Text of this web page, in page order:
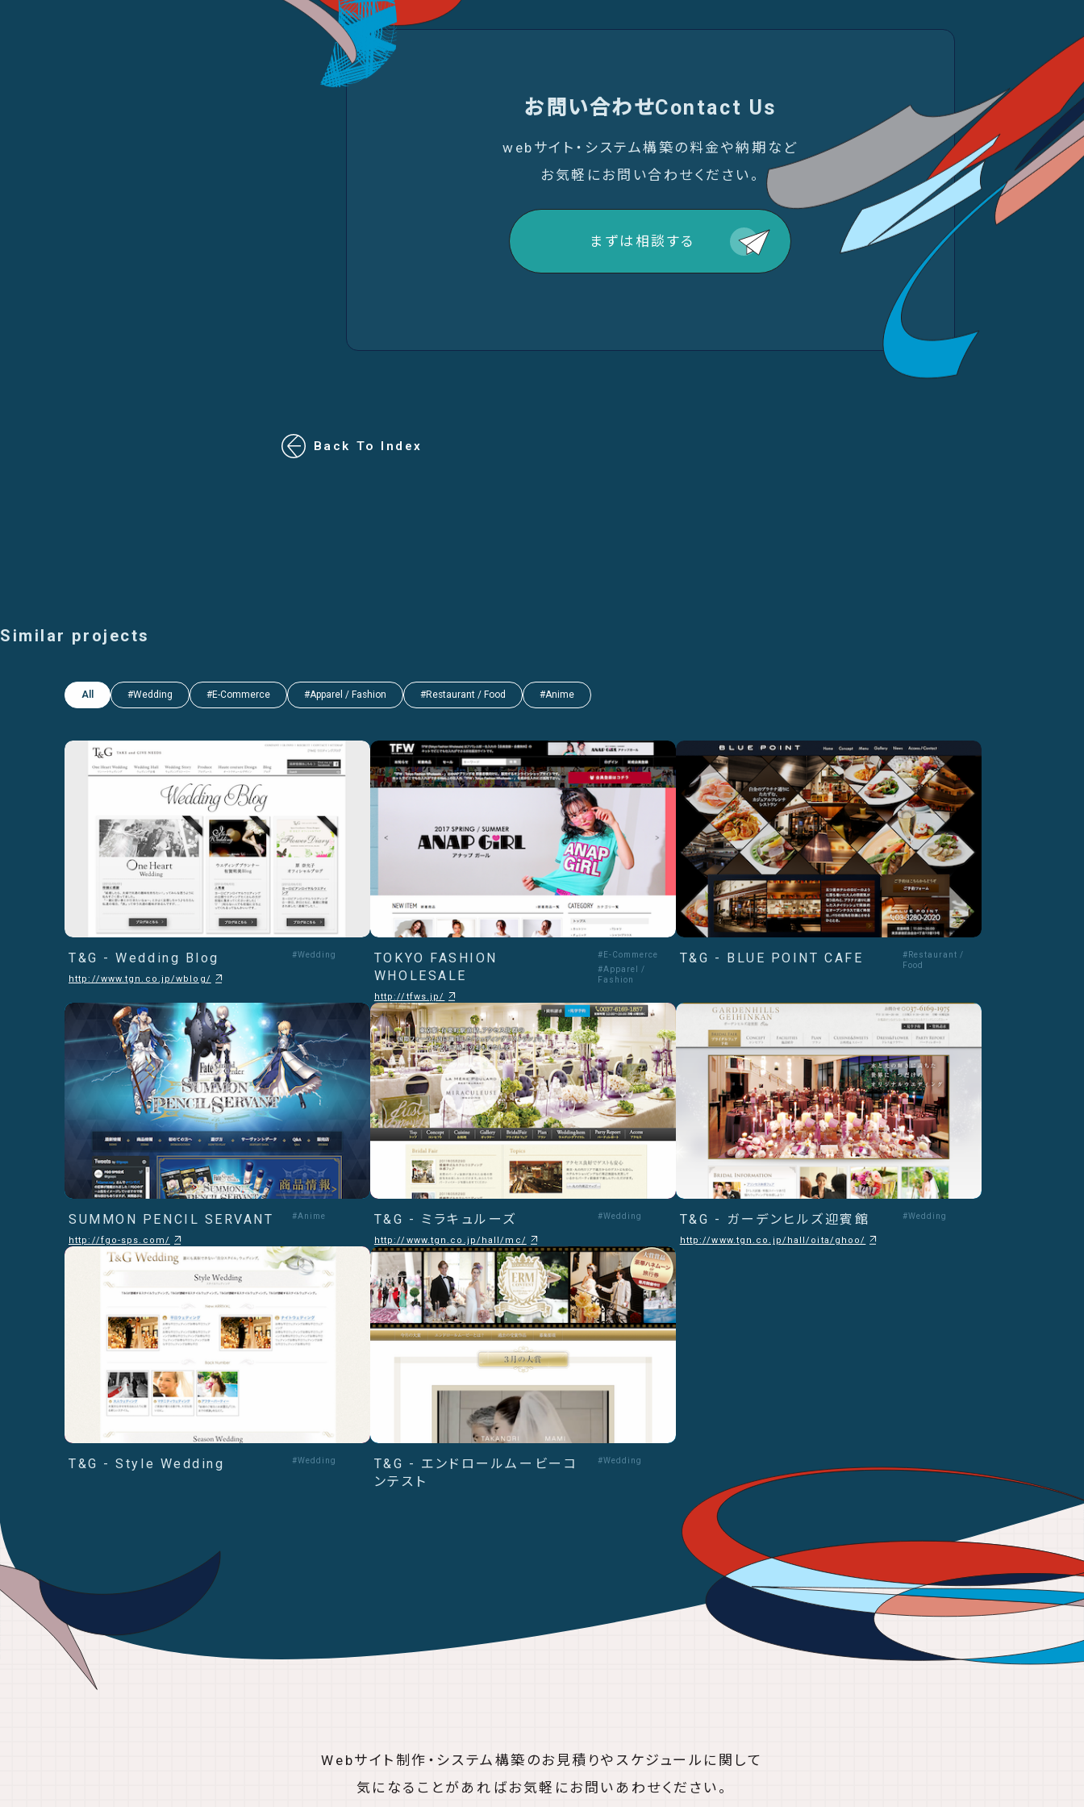
お問い合わせContact Us
webサイト・システム構築の料金や納期など
お気軽にお問い合わせください。
まずは相談する
Back To Index
Similar projects
All #Wedding #E-Commerce #Apparel / Fashion #Restaurant / Food #Anime
T&G - Wedding Blog
http://www.tgn.co.jp/wblog/
#Wedding
TOKYO FASHION
WHOLESALE
http://tfws.jp/
#E-Commerce
#Apparel /
Fashion
T&G - BLUE POINT CAFE
#Restaurant /
Food
SUMMON PENCIL SERVANT
http://fgo-sps.com/
#Anime T&G - ミラキュルーズ
http://www.tgn.co.jp/hall/mc/
#Wedding T&G - ガーデンヒルズ迎賓館
http://www.tgn.co.jp/hall/oita/ghoo/
#Wedding
T&G - Style Wedding #Wedding
T&G - エンドロールムービーコ
ンテスト
#Wedding
Webサイト制作・システム構築の お見積りやスケジュールに関して
気になることがあればお気軽にお問いあわせください。